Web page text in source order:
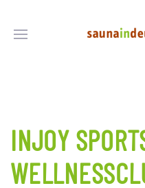
INJOY